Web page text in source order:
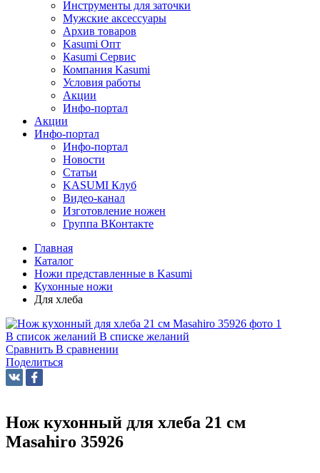
Инструменты для заточки
Мужские аксессуары
Архив товаров
Kasumi Опт
Кasumi Сервис
Компания Kasumi
Условия работы
Акции
Инфо-портал
Акции
Инфо-портал
Инфо-портал
Новости
Статьи
KASUMI Клуб
Видео-канал
Изготовление ножен
Группа ВКонтакте
Главная
Каталог
Ножи представленные в Kasumi
Кухонные ножи
Для хлеба
В список желаний В списке желаний
Сравнить В сравнении
Поделиться
Нож кухонный для хлеба 21 см
Masahiro 35926